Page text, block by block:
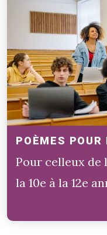
POÈMES POUR
Pour celleux de
la 10e à la 12e